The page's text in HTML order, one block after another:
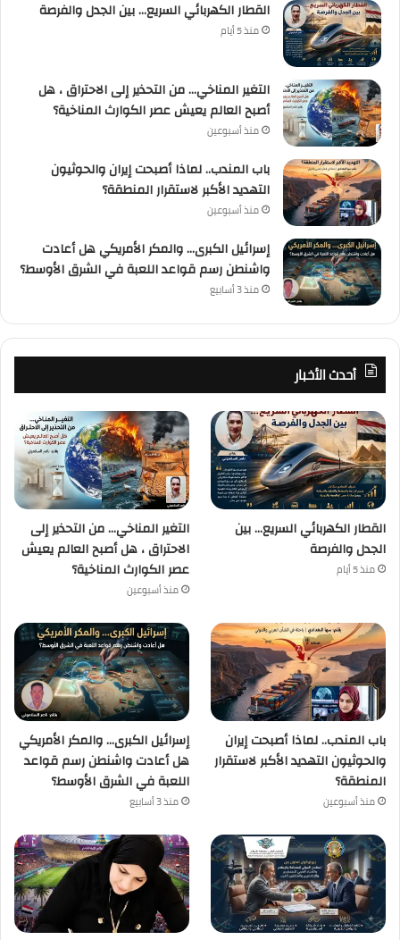
القطار الكهربائي السريع… بين الجدل والفرصة
منذ 5 أيام
التغير المناخي… من التحذير إلى الاحتراق ، هل
أصبح العالم يعيش عصر الكوارث المناخية؟
منذ أسبوعين
باب المندب.. لماذا أصبحت إيران والحوثيون
التهديد الأكبر لاستقرار المنطقة؟
منذ أسبوعين
إسرائيل الكبرى… والمكر الأمريكي هل أعادت
واشنطن رسم قواعد اللعبة في الشرق الأوسط؟
منذ 3 أسابيع
أحدث الأخبار
القطار الكهربائي السريع… بين
الجدل والفرصة
منذ 5 أيام
التغير المناخي… من التحذير إلى
الاحتراق ، هل أصبح العالم يعيش
عصر الكوارث المناخية؟
منذ أسبوعين
باب المندب.. لماذا أصبحت إيران
والحوثيون التهديد الأكبر لاستقرار
المنطقة؟
منذ أسبوعين
إسرائيل الكبرى… والمكر الأمريكي
هل أعادت واشنطن رسم قواعد
اللعبة في الشرق الأوسط؟
منذ 3 أسابيع